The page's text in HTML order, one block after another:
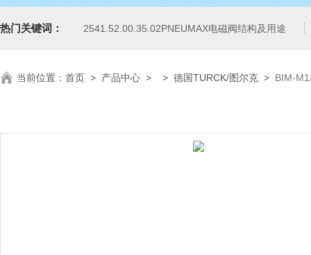
热门关键词： 2541.52.00.35.02PNEUMAX电磁阀结构及用途
当前位置： 首页 > 产品中心 > > 德国TURCK/图尔克 > BIM-